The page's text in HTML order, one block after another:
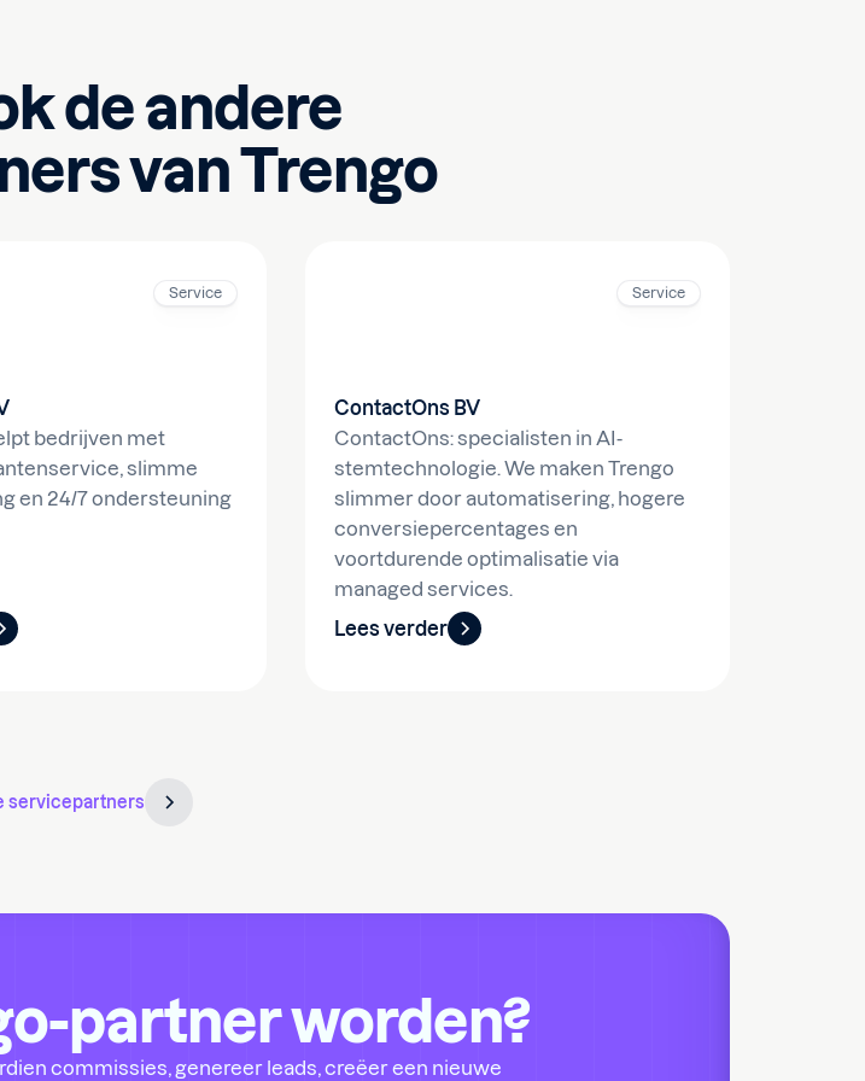
de andere
van Trengo
Service
bedrijven met
slimme
en 24/7 ondersteuning
Service
ContactOns BV
ContactOns: specialisten in AI-
stemtechnologie. We maken Trengo
slimmer door automatisering, hogere
conversiepercentages en
voortdurende optimalisatie via
managed services.
Lees verder
servicepartners
partner worden?
commissies, genereer leads, creëer een nieuwe